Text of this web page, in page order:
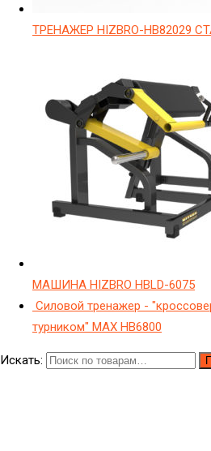
ТРЕНАЖЕР HIZBRO-HB82029
МАШИНА HIZBRO HBLD-6075
Силовой тренажер -
турником" МAX HB6800
Искать: